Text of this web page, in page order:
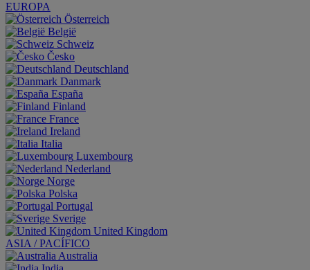
EUROPA
Österreich
België
Schweiz
Česko
Deutschland
Danmark
España
Finland
France
Ireland
Italia
Luxembourg
Nederland
Norge
Polska
Portugal
Sverige
United Kingdom
ASIA / PACÍFICO
Australia